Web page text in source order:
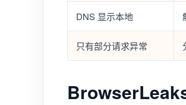
DNS 显示本地
只有部分请求异常